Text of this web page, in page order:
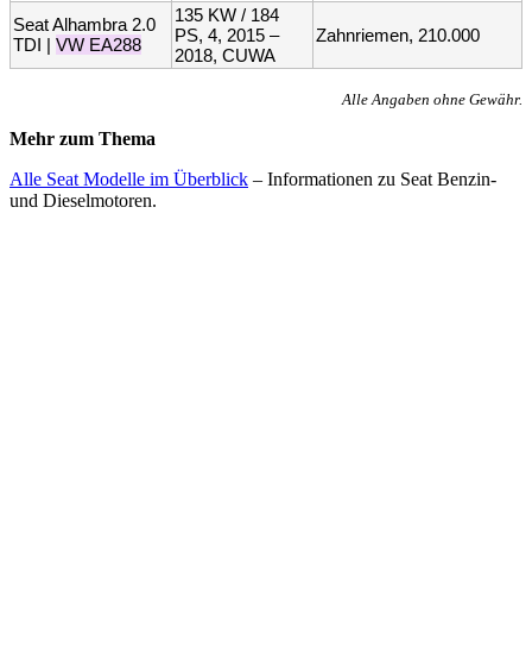
Seat Alhambra 2.0
TDI | VW EA288
135 KW / 184
PS, 4, 2015 –
2018, CUWA
Zahnriemen, 210.000
Alle Angaben ohne Gewähr.
Mehr zum Thema
Alle Seat Modelle im Überblick – Informationen zu Seat Benzin-
und Dieselmotoren.